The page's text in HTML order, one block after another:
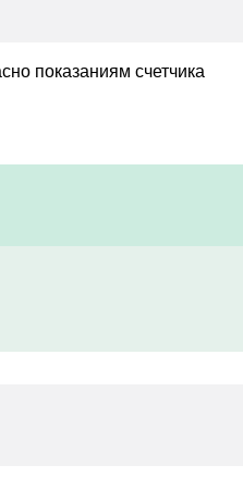
показаниям счетчика